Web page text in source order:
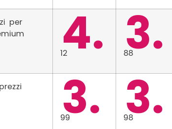
per
4.
12 3.
88
3.
99 3.
98